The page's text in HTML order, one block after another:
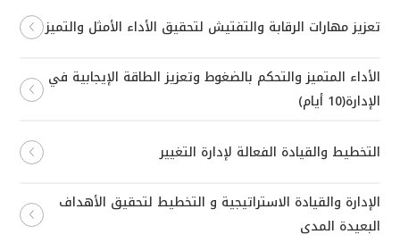
تعزيز مهارات الرقابة والتفتيش لتحقيق الأداء الأمثل والتميز
الأداء المتميز والتحكم بالضغوط وتعزيز الطاقة الإيجابية في
الإدارة(10 أيام)
التخطيط والقيادة الفعالة لإدارة التغيير
الإدارة والقيادة الاستراتيجية و التخطيط لتحقيق الأهداف
البعيدة المدى